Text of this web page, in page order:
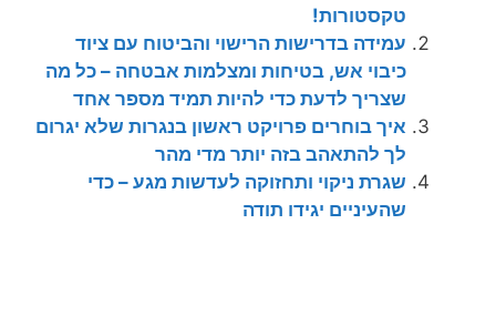
טקסטורות!
עמידה בדרישות הרישוי והביטוח עם ציוד
כיבוי אש, בטיחות ומצלמות אבטחה – כל מה
שצריך לדעת כדי להיות תמיד מספר אחד
איך בוחרים פרויקט ראשון בנגרות שלא יגרום
לך להתאהב בזה יותר מדי מהר
שגרת ניקוי ותחזוקה לעדשות מגע – כדי
שהעיניים יגידו תודה